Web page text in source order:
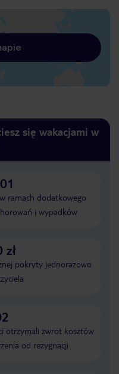
się wakacjami w
ramach dodatkowego
i wypadków
pokryty jednorazowo
otrzymali zwrot kosztów
od rezygnacji